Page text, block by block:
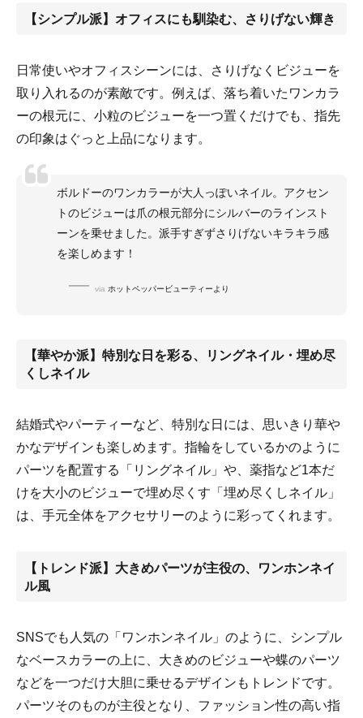
【シンプル派】オフィスにも馴染む、さりげない輝き
日常使いやオフィスシーンには、さりげなくビジューを
取り入れるのが素敵です。例えば、落ち着いたワンカラ
ーの根元に、小粒のビジューを一つ置くだけでも、指先
の印象はぐっと上品になります。
ボルドーのワンカラーが大人っぽいネイル。アクセン
トのビジューは爪の根元部分にシルバーのラインスト
ーンを乗せました。派手すぎずさりげないキラキラ感
を楽しめます！
via ホットペッパービューティーより
【華やか派】特別な日を彩る、リングネイル・埋め尽
くしネイル
結婚式やパーティーなど、特別な日には、思いきり華や
かなデザインも楽しめます。指輪をしているかのように
パーツを配置する「リングネイル」や、薬指など1本だ
けを大小のビジューで埋め尽くす「埋め尽くしネイル」
は、手元全体をアクセサリーのように彩ってくれます。
【トレンド派】大きめパーツが主役の、ワンホンネイ
ル風
SNSでも人気の「ワンホンネイル」のように、シンプル
なベースカラーの上に、大きめのビジューや蝶のパーツ
などを一つだけ大胆に乗せるデザインもトレンドです。
パーツそのものが主役となり、ファッション性の高い指